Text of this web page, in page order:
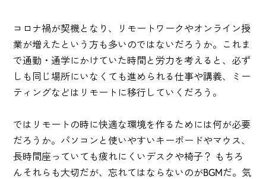
コロナ禍が契機となり、リモートワークやオンライン授
業が増えたという方も多いのではないだろうか。これま
で通勤・通学にかけていた時間と労力を考えると、必ず
しも同じ場所にいなくても進められる仕事や講義、ミー
ティングなどはリモートに移行していくだろう。
ではリモートの時に快適な環境を作るためには何が必要
だろうか。パソコンと使いやすいキーボードやマウス、
長時間座っていても疲れにくいデスクや椅子？ もちろ
んそれらも大切だが、忘れてはならないのがBGMだ。気